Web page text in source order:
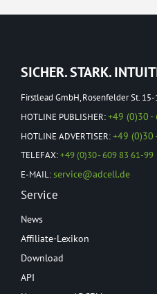
SICHER. STARK.
Firstlead GmbH, Rosenfelder St.
HOTLINE PUBLISHER:+49 (0)30
HOTLINE ADVERTISER:+49 (0)30
TELEFAX:+49 (0)30 - 609 83 61-99
E-MAIL:service@adcell.de
Service
News
Affiliate-Lexikon
Download
API